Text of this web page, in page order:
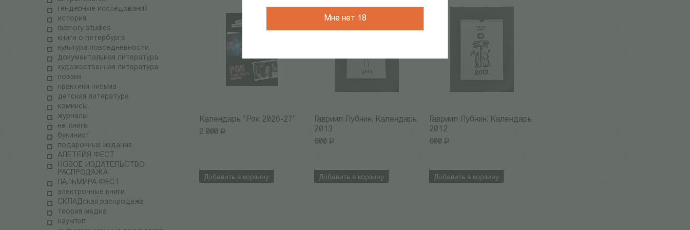
Мне нет 18
гендерные исследования
история
memory studies
книги о петербурге
культура повседневности
документальная литература
художественная литература
поэзия
практики письма
детская литература
комиксы
журналы
не-книги
букинист
подарочные издания
АЛЕТЕЙЯ ФЕСТ
НОВОЕ ИЗДАТЕЛЬСТВО
РАСПРОДАЖА
ПАЛЬМИРА ФЕСТ
электронные книги
СКЛАДская распродажа
теория медиа
научпоп
Календарь "Рок 2026-27"
2 000 Р
Добавить в корзину
Гавриил Лубнин. Календарь
2013
600 Р
Добавить в корзину
Гавриил Лубнин. Календарь
2012
600 Р
Добавить в корзину